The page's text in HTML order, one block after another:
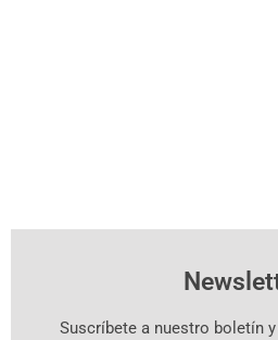
Suscríbete a nuestro boletín